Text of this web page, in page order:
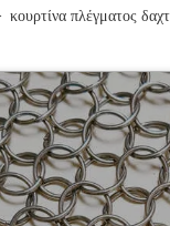
κουρτίνα πλέγματος